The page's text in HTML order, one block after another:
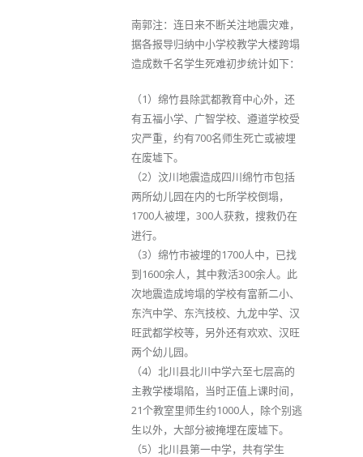
南郭注：连日来不断关注地震灾难，
据各报导归纳中小学校教学大楼跨塌
造成数千名学生死难初步统计如下：
（1）绵竹县除武都教育中心外，还
有五福小学、广智学校、遵道学校受
灾严重，约有700名师生死亡或被埋
在废墟下。
（2）汶川地震造成四川绵竹市包括
两所幼儿园在内的七所学校倒塌，
1700人被埋，300人获救，搜救仍在
进行。
（3）绵竹市被埋的1700人中，已找
到1600余人，其中救活300余人。此
次地震造成垮塌的学校有富新二小、
东汽中学、东汽技校、九龙中学、汉
旺武都学校等，另外还有欢欢、汉旺
两个幼儿园。
（4）北川县北川中学六至七层高的
主教学楼塌陷，当时正值上课时间，
21个教室里师生约1000人，除个别逃
生以外，大部分被掩埋在废墟下。
（5）北川县第一中学，共有学生